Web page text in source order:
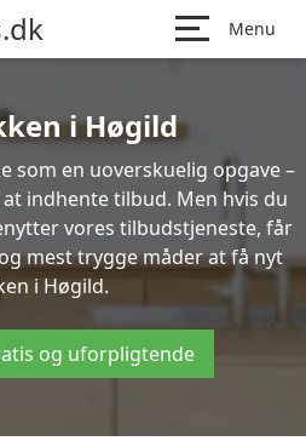
Menu
i Høgild
som en uoverskuelig opgave –
indhente tilbud. Men hvis du
vores tilbudstjeneste, får
mest trygge måder at få nyt
i Høgild.
og uforpligtende